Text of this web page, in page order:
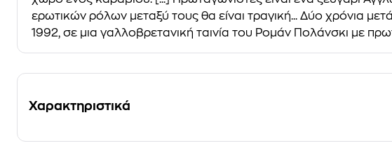
ερωτικών ρόλων μεταξύ τους θα είναι τραγική... Δύο χρόνια
1992, σε μια γαλλοβρετανική ταινία του Ρομάν Πολάνσκι με
Χαρακτηριστικά